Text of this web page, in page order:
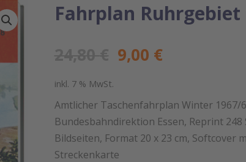
Fahrplan Ruhrgebiet
Ursprünglicher
24,80 €
9,00 €Aktueller
9,00 €.
inkl. 7 % MwSt.
Amtlicher Taschenfahrplan Winter 1967/
Bundesbahndirektion Essen, Reprint
Bildseiten, Format 20 x 23 cm, Softcover
Streckenkarte